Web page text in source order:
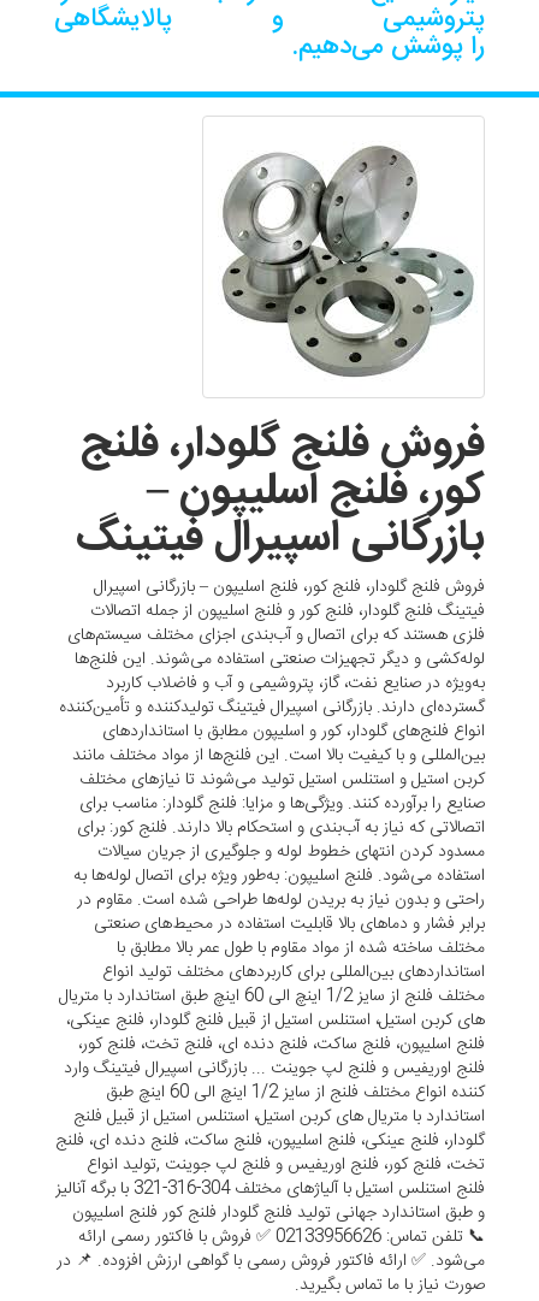
پتروشیمی و پالایشگاهی
را پوشش می‌دهیم.
فروش فلنج گلودار، فلنج
کور، فلنج اسلیپون –
بازرگانی اسپیرال فیتینگ
فروش فلنج گلودار، فلنج کور، فلنج اسلیپون – بازرگانی اسپیرال
فیتینگ فلنج گلودار، فلنج کور و فلنج اسلیپون از جمله اتصالات
فلزی هستند که برای اتصال و آب‌بندی اجزای مختلف سیستم‌های
لوله‌کشی و دیگر تجهیزات صنعتی استفاده می‌شوند. این فلنج‌ها
به‌ویژه در صنایع نفت، گاز، پتروشیمی و آب و فاضلاب کاربرد
گسترده‌ای دارند. بازرگانی اسپیرال فیتینگ تولیدکننده و تأمین‌کننده
انواع فلنج‌های گلودار، کور و اسلیپون مطابق با استانداردهای
بین‌المللی و با کیفیت بالا است. این فلنج‌ها از مواد مختلف مانند
کربن استیل و استنلس استیل تولید می‌شوند تا نیازهای مختلف
صنایع را برآورده کنند. ویژگی‌ها و مزایا: فلنج گلودار: مناسب برای
اتصالاتی که نیاز به آب‌بندی و استحکام بالا دارند. فلنج کور: برای
مسدود کردن انتهای خطوط لوله و جلوگیری از جریان سیالات
استفاده می‌شود. فلنج اسلیپون: به‌طور ویژه برای اتصال لوله‌ها به
راحتی و بدون نیاز به بریدن لوله‌ها طراحی شده است. مقاوم در
برابر فشار و دماهای بالا قابلیت استفاده در محیط‌های صنعتی
مختلف ساخته شده از مواد مقاوم با طول عمر بالا مطابق با
استانداردهای بین‌المللی برای کاربردهای مختلف تولید انواع
مختلف فلنج از سایز 1/2 اینچ الی 60 اینچ طبق استاندارد با متریال
های کربن استیل، استنلس استیل از قبیل فلنج گلودار، فلنج عینکی،
فلنج اسلیپون، فلنج ساکت، فلنج دنده ای، فلنج تخت، فلنج کور،
فلنج اوریفیس و فلنج لپ جوینت ... بازرگانی اسپیرال فیتینگ وارد
کننده انواع مختلف فلنج از سایز 1/2 اینچ الی 60 اینچ طبق
استاندارد با متریال های کربن استیل، استنلس استیل از قبیل فلنج
گلودار، فلنج عینکی، فلنج اسلیپون، فلنج ساکت، فلنج دنده ای، فلنج
تخت، فلنج کور، فلنج اوریفیس و فلنج لپ جوینت ,تولید انواع
فلنج استنلس استیل با آلیاژهای مختلف 304-316-321 با برگه آنالیز
و طبق استاندارد جهانی تولید فلنج گلودار فلنج کور فلنج اسلیپون
📞 تلفن تماس: 02133956626 ✅ فروش با فاکتور رسمی ارائه
می‌شود. ✅ ارائه فاکتور فروش رسمی با گواهی ارزش افزوده. 📌 در
صورت نیاز با ما تماس بگیرید.